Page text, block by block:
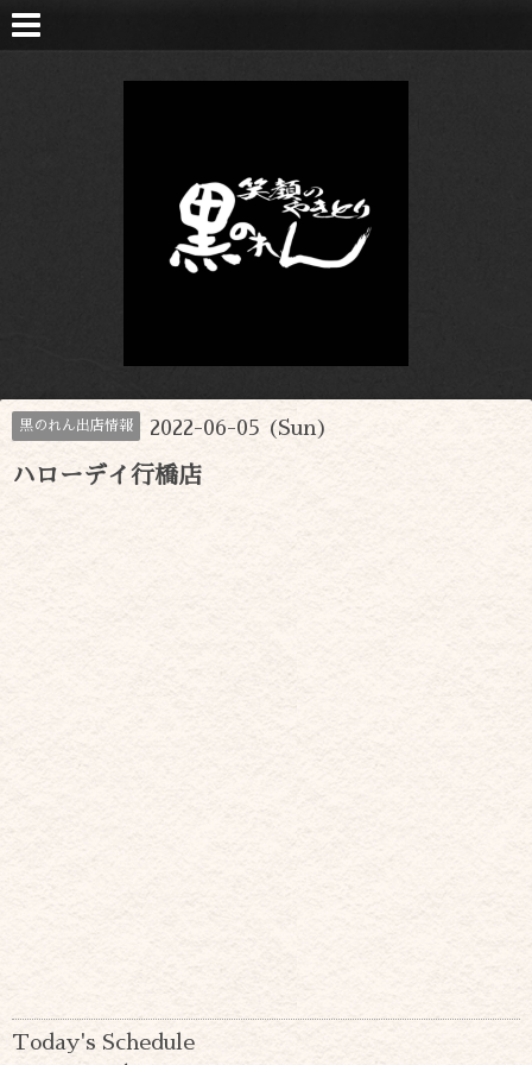
黒のれん出店情報 2022-06-05 (Sun)
ハローデイ行橋店
Today's Schedule